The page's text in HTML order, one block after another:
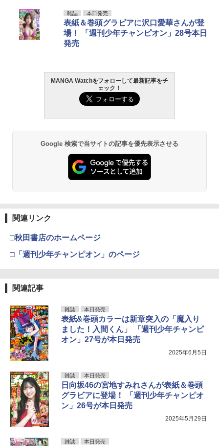
雑誌 本日発売
表紙＆巻頭グラビアに沢口愛華さんが登
場！ 「週刊少年チャンピオン」28号本日
発売
MANGA Watchをフォローして最新記事をチ
ェック！
Google 検索で当サイトの記事を優先表示させる
関連リンク
□秋田書店のホームページ
□「週刊少年チャンピオン」のページ
関連記事
雑誌 本日発売
表紙&巻頭カラーは新章突入の「魔入り
ました！入間くん」 「週刊少年チャンピ
オン」27号が本日発売
2025年6月5日
雑誌 本日発売
日向坂46の宮地すみれさんが表紙＆巻頭
グラビアに登場！ 「週刊少年チャンピオ
ン」26号が本日発売
2025年5月29日
雑誌 本日発売